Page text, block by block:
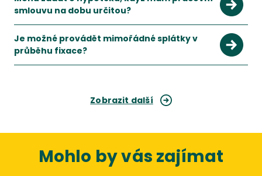
smlouvu na dobu určitou?
Je možné provádět mimořádné splátky v
průběhu fixace?
Zobrazit další
Mohlo by vás zajímat